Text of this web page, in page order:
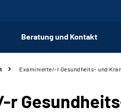
Beratung und Kontakt
Examinierte/-r Gesundheits- und
r